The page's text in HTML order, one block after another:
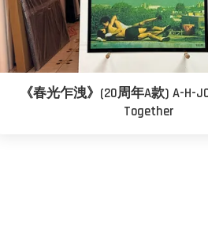
《春光乍洩》(20周年A款) A-H-
Together